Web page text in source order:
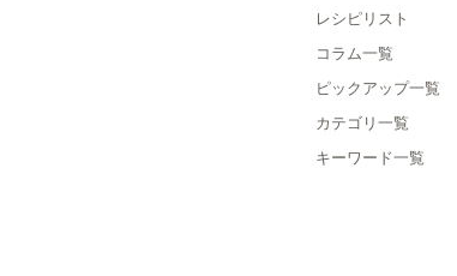
レシピリスト
コラム一覧
ピックアップ一覧
カテゴリ一覧
キーワード一覧